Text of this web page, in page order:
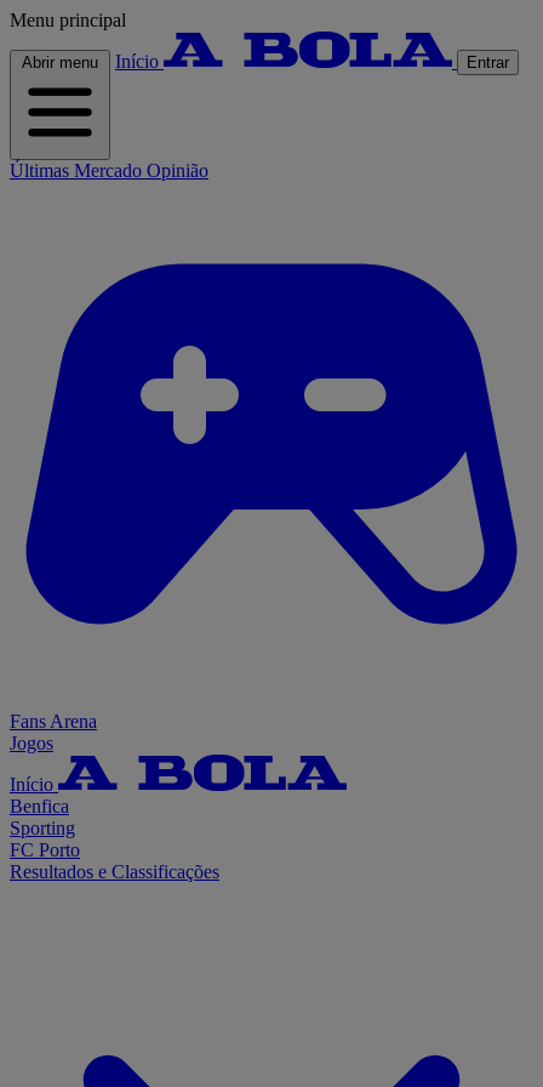
Menu principal
Abrir menu Início Entrar
Últimas Mercado Opinião
Fans Arena
Jogos
Início
Benfica
Sporting
FC Porto
Resultados e Classificações